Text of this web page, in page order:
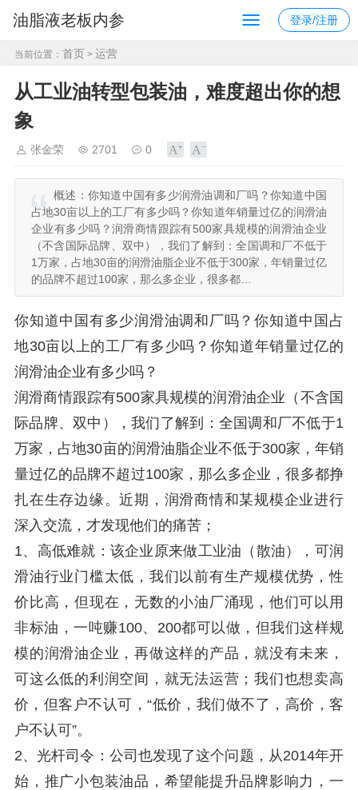
油脂液老板内参 登录/注册
当前位置： 首页 > 运营
从工业油转型包装油，难度超出你的想
象
张金荣 2701 0
概述： 你知道中国有多少润滑油调和厂吗？你知道中国
占地30亩以上的工厂有多少吗？你知道年销量过亿的润滑油
企业有多少吗？润滑商情跟踪有500家具规模的润滑油企业
（不含国际品牌、双中），我们了解到：全国调和厂不低于
1万家，占地30亩的润滑油脂企业不低于300家，年销量过亿
的品牌不超过100家，那么多企业，很多都…
你知道中国有多少润滑油调和厂吗？你知道中国占
地30亩以上的工厂有多少吗？你知道年销量过亿的
润滑油企业有多少吗？
润滑商情跟踪有500家具规模的润滑油企业（不含国
际品牌、双中），我们了解到：全国调和厂不低于1
万家，占地30亩的润滑油脂企业不低于300家，年销
量过亿的品牌不超过100家，那么多企业，很多都挣
扎在生存边缘。近期，润滑商情和某规模企业进行
深入交流，才发现他们的痛苦；
1、高低难就：该企业原来做工业油（散油），可润
滑油行业门槛太低，我们以前有生产规模优势，性
价比高，但现在，无数的小油厂涌现，他们可以用
非标油，一吨赚100、200都可以做，但我们这样规
模的润滑油企业，再做这样的产品，就没有未来，
可这么低的利润空间，就无法运营；我们也想卖高
价，但客户不认可，“低价，我们做不了，高价，客
户不认可”。
2、光杆司令：公司也发现了这个问题，从2014年开
始，推广小包装油品，希望能提升品牌影响力，一